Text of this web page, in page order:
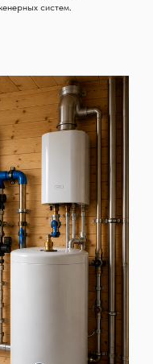
систем.